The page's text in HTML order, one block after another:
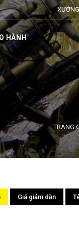
HÀNH
TRANG
Giá giảm dần